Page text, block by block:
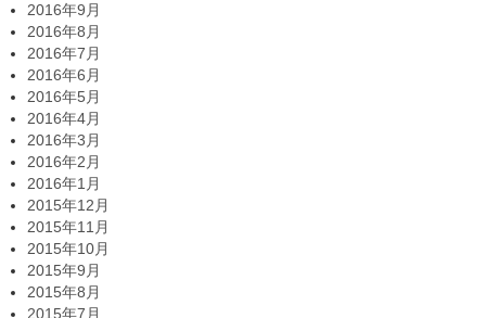
2016年9月
2016年8月
2016年7月
2016年6月
2016年5月
2016年4月
2016年3月
2016年2月
2016年1月
2015年12月
2015年11月
2015年10月
2015年9月
2015年8月
2015年7月